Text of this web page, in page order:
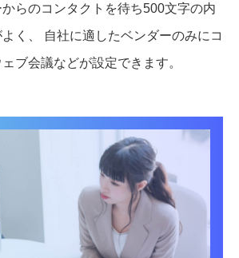
らのコンタクトを待ち500文字の内
く、 自社に適したベンダーのみにコ
ブ会議などが設定できます。